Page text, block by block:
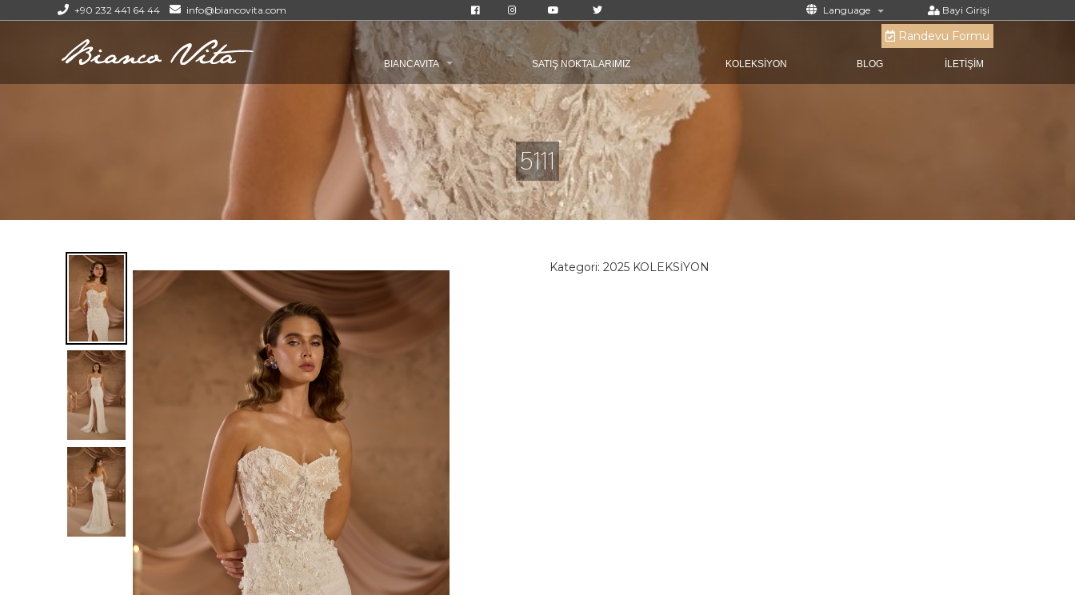
+90 232 441 64 44 info@biancovita.com Language Bayi Girişi
Randevu Formu
BIANCAVITA SATIŞ NOKTALARIMIZ KOLEKSİYON BLOG İLETİŞİM
5111
Kategori: 2025 KOLEKSİYON